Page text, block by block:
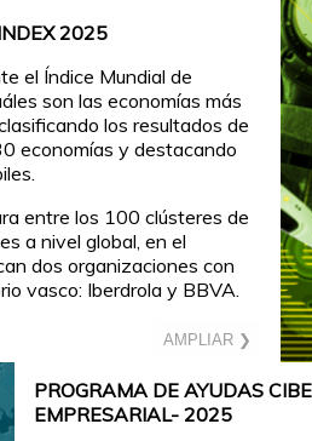
2025
el Índice Mundial de
son las economías más
los resultados de
economías y destacando
entre los 100 clústeres de
a nivel global, en el
dos organizaciones con
vasco: Iberdrola y BBVA.
AMPLIAR ❯
PROGRAMA DE AYUDAS
EMPRESARIAL- 2025